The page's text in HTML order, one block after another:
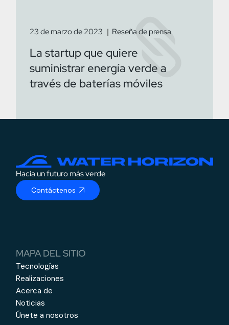
23 de marzo de 2023 Reseña de prensa
La startup que quiere
suministrar energía verde a
través de baterías móviles
Hacia un futuro más verde
Contáctenos
MAPA DEL SITIO
Tecnologías
Realizaciones
Acerca de
Noticias
Únete a nosotros